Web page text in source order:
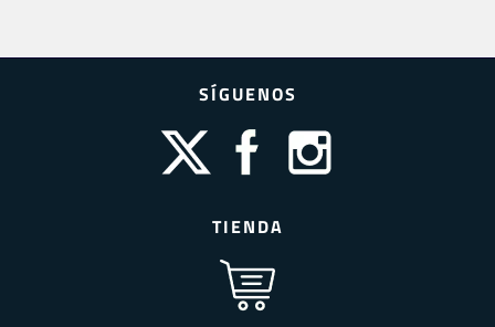
SÍGUENOS
TIENDA